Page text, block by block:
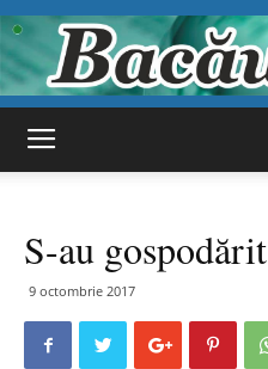
S-au gospodărit
9 octombrie 2017